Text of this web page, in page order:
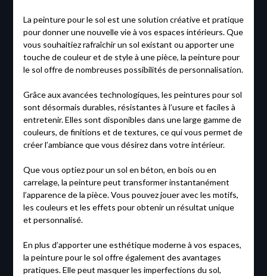
La peinture pour le sol est une solution créative et pratique
pour donner une nouvelle vie à vos espaces intérieurs. Que
vous souhaitiez rafraîchir un sol existant ou apporter une
touche de couleur et de style à une pièce, la peinture pour
le sol offre de nombreuses possibilités de personnalisation.
Grâce aux avancées technologiques, les peintures pour sol
sont désormais durables, résistantes à l’usure et faciles à
entretenir. Elles sont disponibles dans une large gamme de
couleurs, de finitions et de textures, ce qui vous permet de
créer l’ambiance que vous désirez dans votre intérieur.
Que vous optiez pour un sol en béton, en bois ou en
carrelage, la peinture peut transformer instantanément
l’apparence de la pièce. Vous pouvez jouer avec les motifs,
les couleurs et les effets pour obtenir un résultat unique
et personnalisé.
En plus d’apporter une esthétique moderne à vos espaces,
la peinture pour le sol offre également des avantages
pratiques. Elle peut masquer les imperfections du sol,